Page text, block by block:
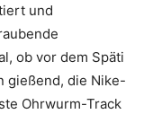
und
ob vor dem Späti
gießend, die Nike-
Ohrwurm-Track